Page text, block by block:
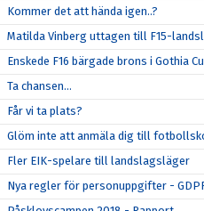
Kommer det att hända igen..?
Matilda Vinberg uttagen till F15-
Enskede F16 bärgade brons i Gothia
Ta chansen...
Får vi ta plats?
Glöm inte att anmäla dig till
Fler EIK-spelare till landslagsläger
Nya regler för personuppgifter -